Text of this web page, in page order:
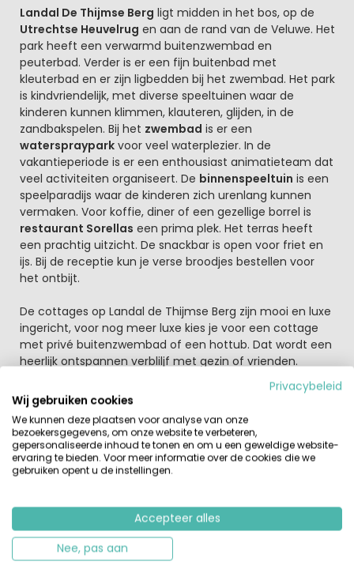
Beschrijving
Landal De Thijmse Berg ligt midden in het bos, op de
Utrechtse Heuvelrug en aan de rand van de Veluwe. Het
park heeft een verwarmd buitenzwembad en
peuterbad. Verder is er een fijn buitenbad met
kleuterbad en er zijn ligbedden bij het zwembad. Het park
is kindvriendelijk, met diverse speeltuinen waar de
kinderen kunnen klimmen, klauteren, glijden, in de
zandbakspelen. Bij het zwembad is er een
watersprayparkvoor veel waterplezier. In de
vakantieperiode is er een enthousiast animatieteam dat
veel activiteiten organiseert. De binnenspeeltuin is een
speelparadijs waar de kinderen zich urenlang kunnen
vermaken. Voor koffie, diner of een gezellige borrel is
restaurant Sorellas een prima plek. Het terras heeft
een prachtig uitzicht. De snackbar is open voor friet en
ijs. Bij de receptie kun je verse broodjes bestellen voor
het ontbijt.
De cottages op Landal de Thijmse Berg zijn mooi en luxe
ingericht, voor nog meer luxe kies je voor een cottage
met privé buitenzwembad of een hottub. Dat wordt een
heerlijk ontspannen verbliljf met gezin of vrienden.
De omgeving nodigt uit om te gaan fietsen of
wandelen.
Er zijn hier voor volwassenen fietsen (ook elektrisch) te
huur, maar ook kinderfietsen en skelters. Bij de receptie
liggen fietsroutes klaar langs bos en heide, kastelen en
landgoederen. Bijzonder is dat de Thijmse Berg een eigen
en natuurlijk water. In de omgeving is naast fietsen en
wandelen in de uitgestrekte natuur meer dan genoeg te
doen: Ouwehands Dierenpark natuurlijk, met de bekende
reuzenpanda's. Bezoek de historische plekken van de
Privacybeleid
Wij gebruiken cookies
We kunnen deze plaatsen voor analyse van onze
bezoekersgegevens, om onze website te verbeteren,
gepersonaliseerde inhoud te tonen en om u een geweldige website-
ervaring te bieden. Voor meer informatie over de cookies die we
gebruiken opent u de instellingen.
Accepteer alles
Nee, pas aan